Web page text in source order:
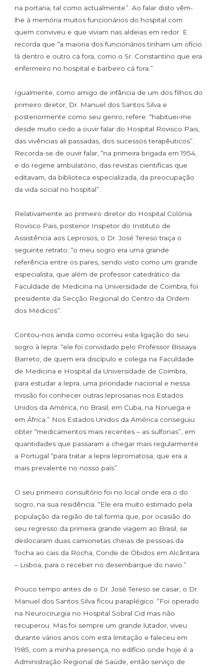
na portaria, tal como actualmente”. Ao falar disto vêm-
lhe à memória muitos funcionários do hospital com
quem conviveu e que viviam nas aldeias em redor. E
recorda que “a maioria dos funcionários tinham um ofício
lá dentro e outro cá fora, como o Sr. Constantino que era
enfermeiro no hospital e barbeiro cá fora.”
Igualmente, como amigo de infância de um dos filhos do
primeiro diretor, Dr. Manuel dos Santos Silva e
posteriormente como seu genro, refere: “habituei-me
desde muito cedo a ouvir falar do Hospital Rovisco Pais,
das vivências ali passadas, dos sucessos terapêuticos”.
Recorda-se de ouvir falar, “na primeira brigada em 1954,
e do regime ambulatório, das revistas cientificas que
editavam, da biblioteca especializada, da preocupação
da vida social no hospital”.
Relativamente ao primeiro diretor do Hospital Colónia
Rovisco Pais, posterior Inspetor do Instituto de
Assistência aos Leprosos, o Dr. José Tereso traça o
seguinte retrato: “o meu sogro era uma grande
referência entre os pares, sendo visto como um grande
especialista, que além de professor catedrático da
Faculdade de Medicina na Universidade de Coimbra, foi
presidente da Secção Regional do Centro da Ordem
dos Médicos”.
Contou-nos ainda como ocorreu esta ligação do seu
sogro à lepra: “ele foi convidado pelo Professor Bissaya
Barreto, de quem era discípulo e colega na Faculdade
de Medicina e Hospital da Universidade de Coimbra,
para estudar a lepra, uma prioridade nacional e nessa
missão foi conhecer outras leprosarias nos Estados
Unidos da América, no Brasil, em Cuba, na Noruega e
em África.” Nos Estados Unidos da América conseguiu
obter “medicamentos mais recentes – as sulfonas”, em
quantidades que passaram a chegar mais regularmente
a Portugal “para tratar a lepra lepromatosa, que era a
mais prevalente no nosso país”.
O seu primeiro consultório foi no local onde era o do
sogro, na sua residência. “Ele era muito estimado pela
população da região de tal forma que, por ocasião do
seu regresso da primeira grande viagem ao Brasil, se
deslocaram duas camionetas cheias de pessoas da
Tocha ao cais da Rocha, Conde de Óbidos em Alcântara
– Lisboa, para o receber no desembarque do navio.”
Pouco tempo antes de o Dr. José Tereso se casar, o Dr.
Manuel dos Santos Silva ficou paraplégico. “Foi operado
na Neurocirurgia no Hospital Sobral Cid mas não
recuperou. Mas foi sempre um grande lutador, viveu
durante vários anos com esta limitação e faleceu em
1985, com a minha presença, no edifício onde hoje é a
Administração Regional de Saúde, então serviço de